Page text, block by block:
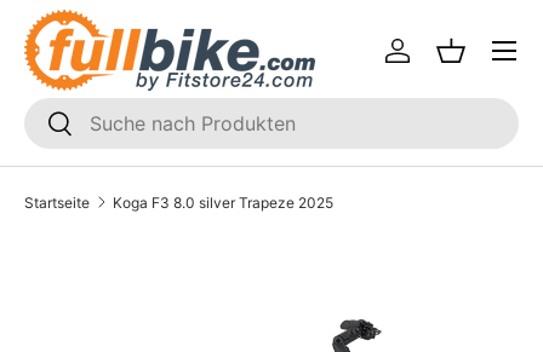
Direkt zum Inhalt
SUCHEN
Suchen
Einloggen
Menü
Startseite Koga F3 8.0 silver Trapeze 2025